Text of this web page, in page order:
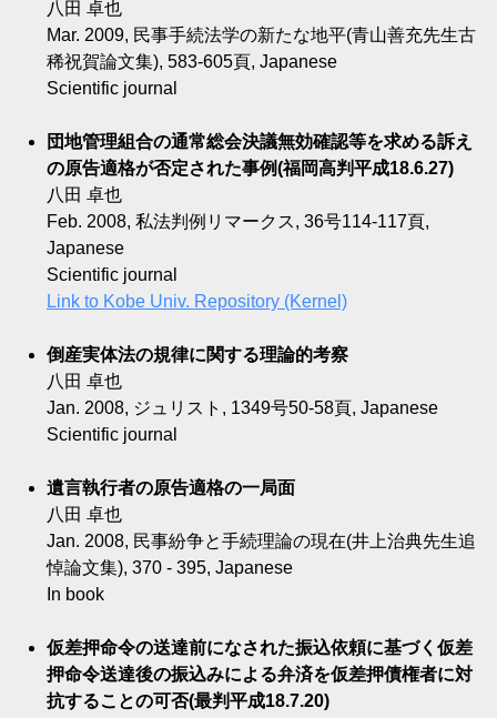
八田 卓也
Mar. 2009, 民事手続法学の新たな地平(青山善充先生古
稀祝賀論文集), 583-605頁, Japanese
Scientific journal
団地管理組合の通常総会決議無効確認等を求める訴え
の原告適格が否定された事例(福岡高判平成18.6.27)
八田 卓也
Feb. 2008, 私法判例リマークス, 36号114-117頁,
Japanese
Scientific journal
Link to Kobe Univ. Repository (Kernel)
倒産実体法の規律に関する理論的考察
八田 卓也
Jan. 2008, ジュリスト, 1349号50-58頁, Japanese
Scientific journal
遺言執行者の原告適格の一局面
八田 卓也
Jan. 2008, 民事紛争と手続理論の現在(井上治典先生追
悼論文集), 370 - 395, Japanese
In book
仮差押命令の送達前になされた振込依頼に基づく仮差
押命令送達後の振込みによる弁済を仮差押債権者に対
抗することの可否(最判平成18.7.20)